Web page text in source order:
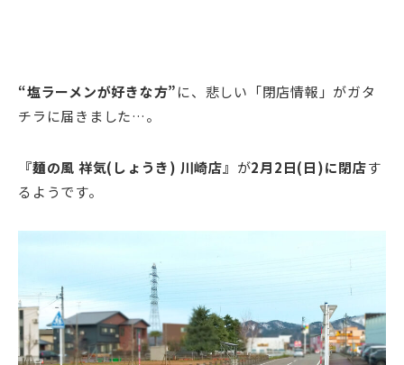
“塩ラーメンが好きな方”に、悲しい「閉店情報」がガタ
チラに届きました…。
『麺の風 祥気(しょうき) 川崎店』 が2月2日(日)に閉店す
るようです。